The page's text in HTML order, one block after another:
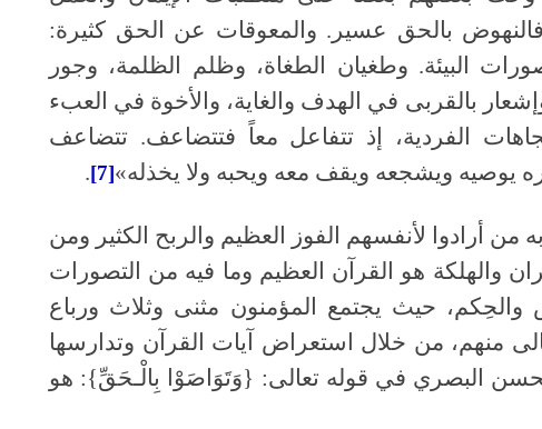
فالنهوض بالحق عسير . والمعوقات عن الحق كثيرة:
البيئة. وطغيان الطغاة، وظلم الظلمة، وجور
بالقربى في الهدف والغاية، والأخوة في العبء
الفردية، إذ تتفاعل معاً فتتضاعف. تتضاعف
ويشجعه ويقف معه ويحبه ولا يخذله»
[7]
.
أرادوا لأنفسهم الفوز العظيم والربح الكثير ومن
والهلكة هو القرآن العظيم وما فيه من التصورات
والحِكم، حيث يجتمع المؤمنون مثنى وثلاث ورباع
منهم، من خلال استعراض آيات القرآن وتدارسها
البصري في قوله تعالى: {وَتَوَاصَوْا بِالْـحَقِّ}: هو